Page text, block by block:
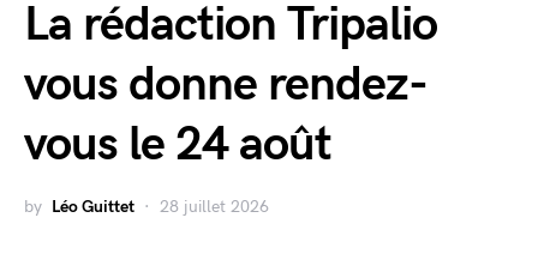
La rédaction Tripalio
vous donne rendez-
vous le 24 août
by Léo Guittet 28 juillet 2026